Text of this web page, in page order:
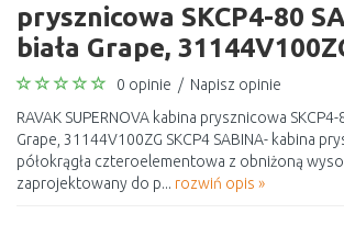
prysznicowa SKCP4-80
biała Grape,
0 opinie / Napisz opinie
RAVAK SUPERNOVA kabina prysznicowa SKCP4-
Grape, 31144V100ZG SKCP4 SABINA- kabina
półokrągła czteroelementowa z obniżoną
zaprojektowany do p... rozwiń opis »